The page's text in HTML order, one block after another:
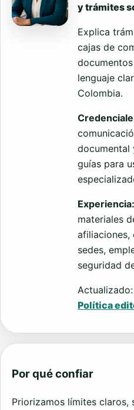
y trámites
Explica
cajas de
lenguaje
Colombia.
documental
guías para
Experiencia:
materiales
sedes,
seguridad
Política
Por qué confiar
Priorizamos límites claros,